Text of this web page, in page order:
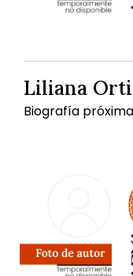
Liliana
Biografía